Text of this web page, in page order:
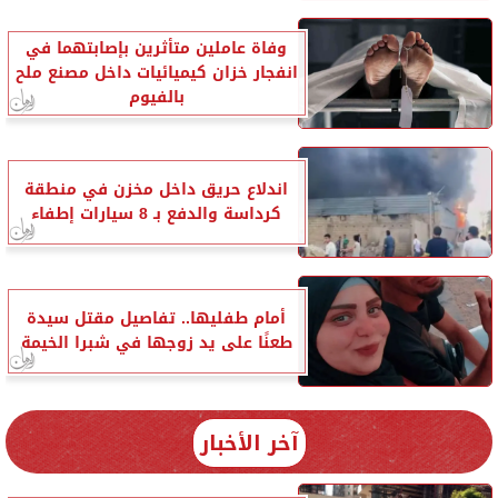
وفاة عاملين متأثرين بإصابتهما في
انفجار خزان كيميائيات داخل مصنع ملح
بالفيوم
اندلاع حريق داخل مخزن في منطقة
كرداسة والدفع بـ 8 سيارات إطفاء
أمام طفليها.. تفاصيل مقتل سيدة
طعنًا على يد زوجها في شبرا الخيمة
آخر الأخبار